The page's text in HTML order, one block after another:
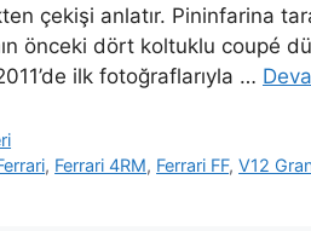
çekişi anlatır. Pininfarina
önceki dört koltuklu coupé
ilk fotoğraflarıyla …
, Ferrari 4RM, Ferrari FF,V12